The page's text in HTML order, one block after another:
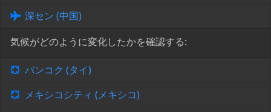
深セン (中国)
気候がどのように変化したかを確認する:
バンコク (タイ)
メキシコシティ (メキシコ)